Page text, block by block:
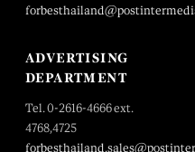
ADVERTISING
DEPARTMENT
Tel. 0-2616-4666 ext.
4768,4725